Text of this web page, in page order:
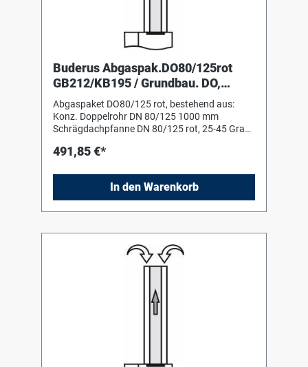
Buderus Abgaspak.DO80/125rot
GB212/KB195 / Grundbau. DO,
Dachziegel, 2m Rohr,1Bogen
Abgaspaket DO80/125 rot, bestehend aus:
Konz. Doppelrohr DN 80/125 1000 mm
Schrägdachpfanne DN 80/125 rot, 25-45 Grad
Montagehilfe (Schiebestück) 1 Konz. Bogen 87
491,85 €*
In den Warenkorb